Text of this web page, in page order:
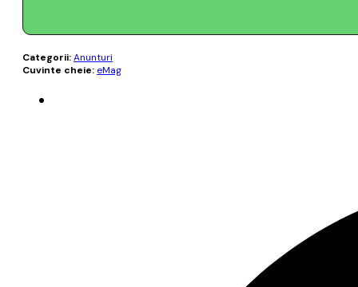
Categorii:Anunturi
Cuvinte cheie: eMag